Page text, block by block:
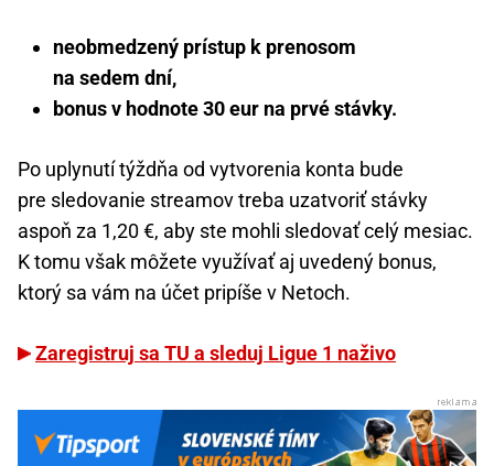
neobmedzený prístup k prenosom
na sedem dní,
bonus v hodnote 30 eur na prvé stávky.
Po uplynutí týždňa od vytvorenia konta bude
pre sledovanie streamov treba uzatvoriť stávky
aspoň za 1,20 €, aby ste mohli sledovať celý mesiac.
K tomu však môžete využívať aj uvedený bonus,
ktorý sa vám na účet pripíše v Netoch.
Zaregistruj sa TU a sleduj Ligue 1 naživo